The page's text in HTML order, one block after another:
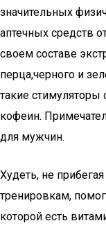
значительных
аптечных средств
своем составе
перца,­черного и
такие
кофеин.
для мужчин.
Худеть, не
тренировкам,
которой есть